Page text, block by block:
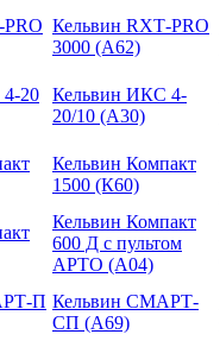
Кельвин RXТ-PRO
3000 (А62)
20
Кельвин ИКС 4-
20/10 (А30)
Кельвин Компакт
1500 (К60)
Кельвин Компакт
600 Д с пультом
АРТО (А04)
П Кельвин СМАРТ-
СП (А69)